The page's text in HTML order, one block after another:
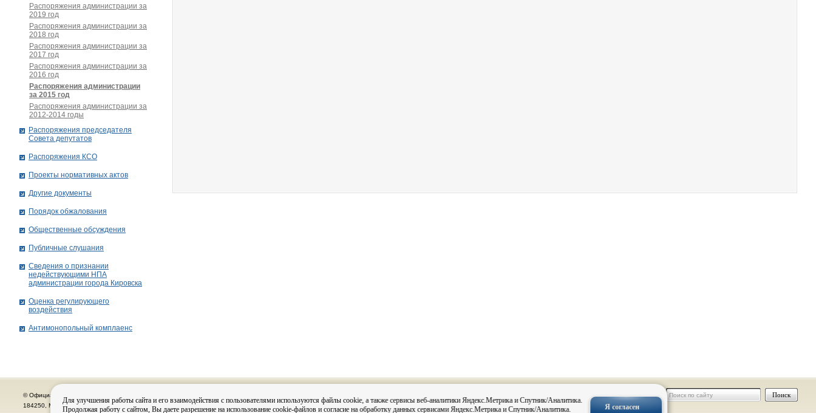
Для улучшения работы сайта и его взаимодействия с пользователями используются файлы cookie, а также сервисы веб-аналитики Яндекс.Метрика и Спутник/Аналитика.
Продолжая работу с сайтом, Вы даете разрешение на использование cookie-файлов и согласие на обработку данных сервисами Яндекс.Метрика и Спутник/Аналитика.
Я согласен
Распоряжения администрации за
2019 год
Распоряжения администрации за
2018 год
Распоряжения администрации за
2017 год
Распоряжения администрации за
2016 год
Распоряжения администрации
за 2015 год
Распоряжения администрации за
2012-2014 годы
Распоряжения председателя
Совета депутатов
Распоряжения КСО
Проекты нормативных актов
Другие документы
Порядок обжалования
Общественные обсуждения
Публичные слушания
Сведения о признании
недействующими НПА
администрации города Кировскa
Оценка регулирующего
воздействия
Антимонопольный комплаенс
© Официальный сайт органов местного самоуправления города Кировска
184250, Мурманская область, г. Кировск, пр. Ленина, д. 16, тел.: (815-31) 98-700
данных в соответствии с 152-ФЗ О персональных данных и
Постановления администрации города Кировска «О персональных